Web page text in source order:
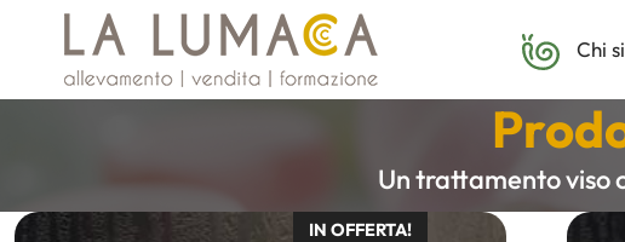
contenuto
Home
Chi
Prodotti
La
Un trattamento viso
IN OFFERTA!